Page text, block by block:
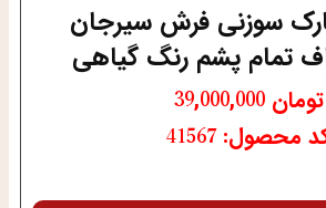
سوزنی فرش سیرجان
تمام پشم رنگ گیاهی
تومان 39,000,000
محصول: 41567